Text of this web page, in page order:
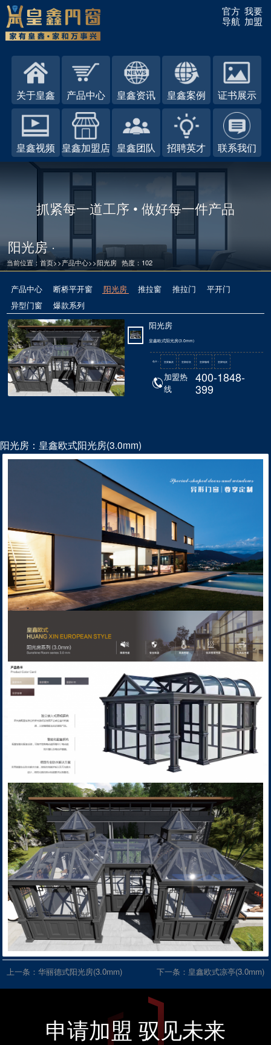
关于皇鑫 产品中心 皇鑫资讯 皇鑫案例 证书展示
皇鑫视频 皇鑫加盟店 皇鑫团队 招聘英才 联系我们
官方
导航
我要
加盟
抓紧每一道工序 • 做好每一件产品
阳光房 ·
当前位置：首页>>产品中心>>阳光房 热度：102
产品中心 断桥平开窗 阳光房 推拉窗 推拉门
平开门
异型门窗
爆款系列
阳光房
皇鑫欧式阳光房(3.0mm)
色卡： 皇家氟灰 皇家砂灰 皇家咖啡 皇家铂灰
加盟热
线
400-1848-
399
阳光房：皇鑫欧式阳光房(3.0mm)
上一条：华丽德式阳光房(3.0mm) 下一条： 皇鑫欧式凉亭(3.0mm)
申请加盟 驭见未来